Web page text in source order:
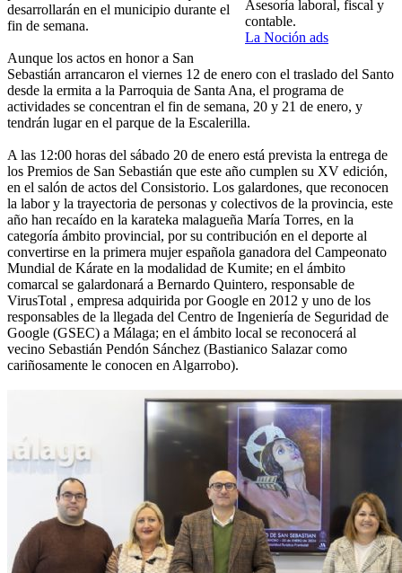
Asesoría laboral, fiscal y
contable.
La Noción ads
desarrollarán en el municipio durante el
fin de semana.
Aunque los actos en honor a San
Sebastián arrancaron el viernes 12 de enero con el traslado del Santo
desde la ermita a la Parroquia de Santa Ana, el programa de
actividades se concentran el fin de semana, 20 y 21 de enero, y
tendrán lugar en el parque de la Escalerilla.
A las 12:00 horas del sábado 20 de enero está prevista la entrega de
los Premios de San Sebastián que este año cumplen su XV edición,
en el salón de actos del Consistorio. Los galardones, que reconocen
la labor y la trayectoria de personas y colectivos de la provincia, este
año han recaído en la karateka malagueña María Torres, en la
categoría ámbito provincial, por su contribución en el deporte al
convertirse en la primera mujer española ganadora del Campeonato
Mundial de Kárate en la modalidad de Kumite; en el ámbito
comarcal se galardonará a Bernardo Quintero, responsable de
VirusTotal , empresa adquirida por Google en 2012 y uno de los
responsables de la llegada del Centro de Ingeniería de Seguridad de
Google (GSEC) a Málaga; en el ámbito local se reconocerá al
vecino Sebastián Pendón Sánchez (Bastianico Salazar como
cariñosamente le conocen en Algarrobo).